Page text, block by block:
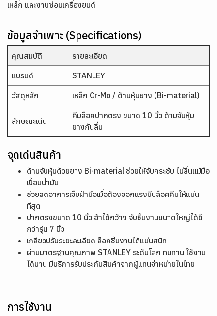
เหล็ก และงานซ่อมเครื่องยนต์
ข้อมูลจำเพาะ (Specifications)
คุณสมบัติ รายละเอียด
แบรนด์ STANLEY
วัสดุหลัก เหล็ก Cr-Mo / ด้ามหุ้มยาง (Bi-material)
ลักษณะเด่น
คีมล็อคปากตรง ขนาด 10 นิ้ว ด้ามจับหุ้ม
ยางกันลื่น
จุดเด่นสินค้า
ด้ามจับหุ้มด้วยยาง Bi-material ช่วยให้จับกระชับ ไม่ลื่นแม้มือ
เปื้อนน้ำมัน
ช่วยลดอาการเจ็บฝ่ามือเมื่อต้องออกแรงบีบล็อคคีมให้แน่น
ที่สุด
ปากตรงขนาด 10 นิ้ว อ้าได้กว้าง จับชิ้นงานขนาดใหญ่ได้ดี
กว่ารุ่น 7 นิ้ว
เกลียวปรับระยะละเอียด ล็อคชิ้นงานได้แน่นสนิท
ผ่านมาตรฐานคุณภาพ STANLEY ระดับโลก ทนทาน ใช้งาน
ได้นาน มีบริการรับประกันสินค้าจากผู้แทนจำหน่ายในไทย
การใช้งาน